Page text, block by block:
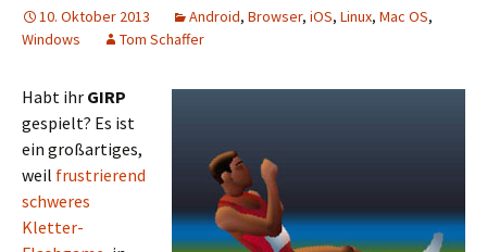
10. Oktober 2013 Android, Browser, iOS, Linux, Mac OS,
Windows
Tom Schaffer
Habt ihr GIRP
gespielt? Es ist
ein großartiges,
weil frustrierend
schweres
Kletter-